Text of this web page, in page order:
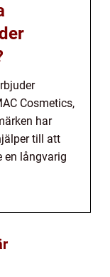
Cosmetics,
har
till att
en långvarig